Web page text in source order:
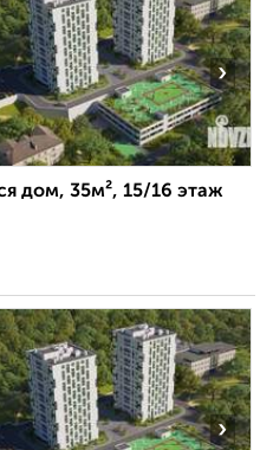
›
дом, 35м², 15/16 этаж
›